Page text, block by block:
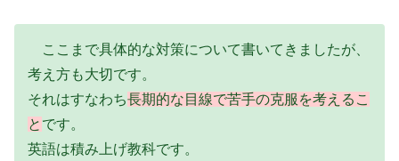
ここまで具体的な対策について書いてきましたが、
考え方も大切です。
それはすなわち長期的な目線で苦手の克服を考えるこ
と です。
英語は積み上げ教科です。